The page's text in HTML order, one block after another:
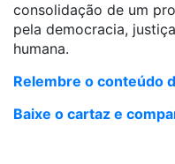
consolidação de um
pela democracia,
humana.
Relembre o conteúdo
Baixe o cartaz e